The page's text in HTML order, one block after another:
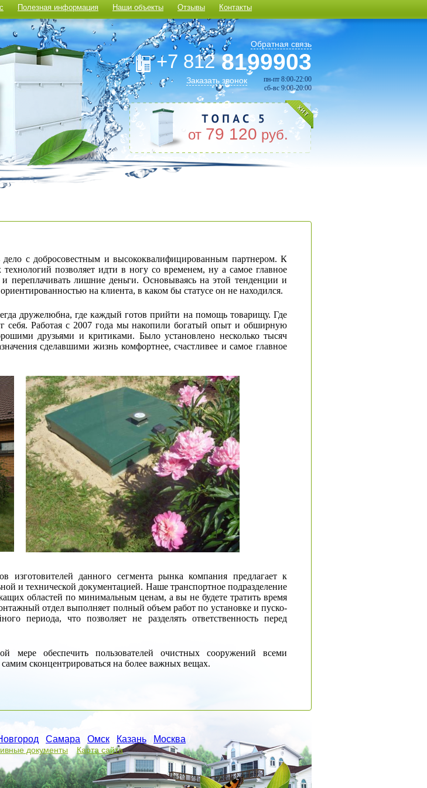
Полезная информация Наши объекты Отзывы Контакты
Обратная связь
+7 8128199903
Заказать звонок
пн-пт 8:00-22:00
сб-вс 9:00-20:00
от 79 120 руб.
с добросовестным и высококвалифицированным партнером. К
позволяет идти в ногу со временем, ну а самое главное
переплачивать лишние деньги. Основываясь на этой тенденции и
на клиента, в каком бы статусе он не находился.
дружелюбна, где каждый готов прийти на помощь товарищу. Где
себя. Работая с 2007 года мы накопили богатый опыт и обширную
друзьями и критиками. Было установлено несколько тысяч
сделавшими жизнь комфортнее, счастливее и самое главное
данного сегмента рынка компания предлагает к
и технической документацией. Наше транспортное подразделение
областей по минимальным ценам, а вы не будете тратить время
отдел выполняет полный объем работ по установке и пуско-
периода, что позволяет не разделять ответственность перед
мере обеспечить пользователей очистных сооружений всеми
сконцентрироваться на более важных вещах.
Самара Омск Казань Москва
документы Карта сайта